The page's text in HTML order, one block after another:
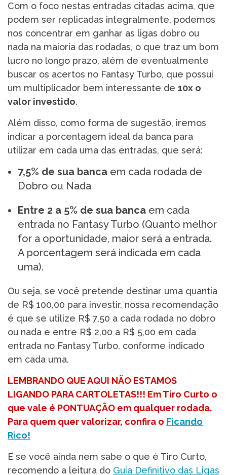
Com o foco nestas entradas citadas acima, que
podem ser replicadas integralmente, podemos
nos concentrar em ganhar as ligas dobro ou
nada na maioria das rodadas, o que traz um bom
lucro no longo prazo, além de eventualmente
buscar os acertos no Fantasy Turbo, que possui
um multiplicador bem interessante de 10x o
valor investido.
Além disso, como forma de sugestão, iremos
indicar a porcentagem ideal da banca para
utilizar em cada uma das entradas, que será:
7,5% de sua banca em cada rodada de
Dobro ou Nada
Entre 2 a 5% de sua banca em cada
entrada no Fantasy Turbo (Quanto melhor
for a oportunidade, maior será a entrada.
A porcentagem será indicada em cada
uma).
Ou seja, se você pretende destinar uma quantia
de R$ 100,00 para investir, nossa recomendação
é que se utilize R$ 7,50 a cada rodada no dobro
ou nada e entre R$ 2,00 a R$ 5,00 em cada
entrada no Fantasy Turbo, conforme indicado
em cada uma.
LEMBRANDO QUE AQUI NÃO ESTAMOS
LIGANDO PARA CARTOLETAS!!! Em Tiro Curto o
que vale é PONTUAÇÃO em qualquer rodada.
Para quem quer valorizar, confira o Ficando
Rico!
E se você ainda nem sabe o que é Tiro Curto,
recomendo a leitura do Guia Definitivo das Ligas